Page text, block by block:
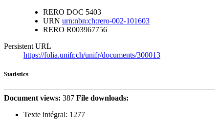
RERO DOC 5403
URN urn:nbn:ch:rero-002-101603
RERO R003967756
Persistent URL
https://folia.unifr.ch/unifr/documents/300013
Statistics
Document views: 387 File downloads:
Texte intégral: 1277